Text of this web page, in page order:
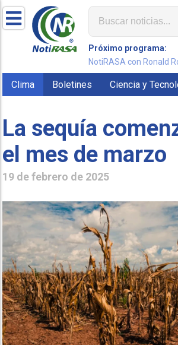
Próximo programa:
NotiRASA con Ronald
Clima Boletines Ciencia y
La sequía
el mes de marzo
19 de febrero de 2025